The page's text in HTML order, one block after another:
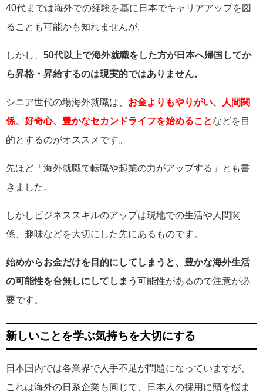
40代までは海外での経験を基に日本でキャリアアップを図
ることも可能かも知れませんが。
しかし、 50代以上で海外就職をした方が日本へ帰国してか
ら昇格・昇給するのは現実的ではありません。
シニア世代の場海外就職は、 お金よりもやりがい、人間関
係、好奇心、豊かなセカンドライフを始めることなどを目
的とするのがオススメです。
先ほど「海外就職で転職や起業の力がアップする」とも書
きました。
しかしビジネススキルのアップは現地での生活や人間関
係、趣味などを大切にした先にあるものです。
始めからお金だけを目的にしてしまうと、豊かな海外生活
の可能性を台無しにしてしまう可能性があるので注意が必
要です。
新しいことを学ぶ気持ちを大切にする
日本国内では各業界で人手不足が問題になっていますが、
これは海外の日系企業も同じで、日本人の採用に頭を悩ま